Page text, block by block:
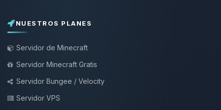
NUESTROS PLANES
Servidor de Minecraft
Servidor Minecraft Gratis
Servidor Bungee / Velocity
Servidor VPS